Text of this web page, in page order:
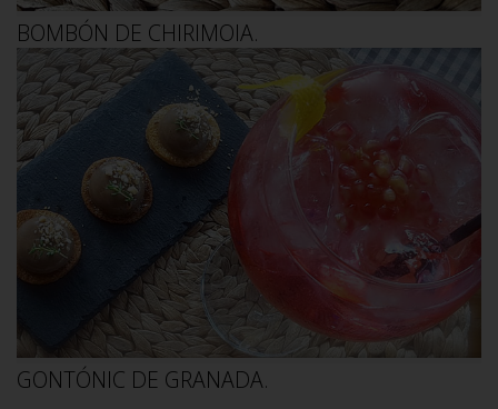
BOMBÓN DE CHIRIMOIA.
GONTÓNIC DE GRANADA.